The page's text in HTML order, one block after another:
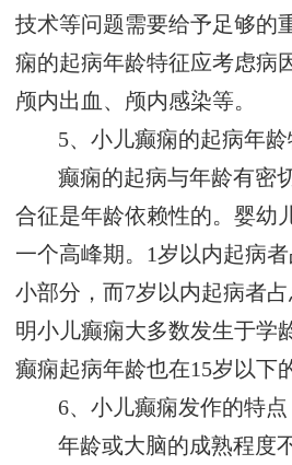
技术等问题需要给予足够的
痫的起病年龄特征应考虑病
颅内出血、颅内感染等。
5、小儿癫痫的起病年龄
癫痫的起病与年龄有密
合征是年龄依赖性的。婴幼
一个高峰期。1岁以内起病
小部分，而7岁以内起病者
明小儿癫痫大多数发生于学
癫痫起病年龄也在15岁以下
6、小儿癫痫发作的特点
年龄或大脑的成熟程度